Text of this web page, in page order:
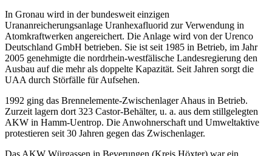
In Gronau wird in der bundesweit einzigen
Urananreicherungsanlage Uranhexafluorid zur Verwendung in
Atomkraftwerken angereichert. Die Anlage wird von der Urenco
Deutschland GmbH betrieben. Sie ist seit 1985 in Betrieb, im Jahr
2005 genehmigte die nordrhein-westfälische Landesregierung den
Ausbau auf die mehr als doppelte Kapazität. Seit Jahren sorgt die
UAA durch Störfälle für Aufsehen.
1992 ging das Brennelemente-Zwischenlager Ahaus in Betrieb.
Zurzeit lagern dort 323 Castor-Behälter, u. a. aus dem stillgelegten
AKW in Hamm-Uentrop. Die Anwohnerschaft und Umweltaktive
protestieren seit 30 Jahren gegen das Zwischenlager.
Das AKW Würgassen in Beverungen (Kreis Höxter) war ein